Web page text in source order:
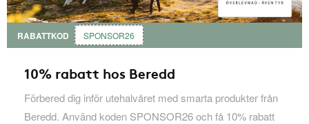
RABATTKOD SPONSOR26
10% rabatt hos Beredd
Förbered dig inför utehalvåret med smarta produkter från
Beredd. Använd koden SPONSOR26 och få 10% rabatt